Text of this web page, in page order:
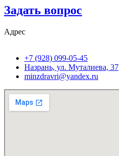
Задать вопрос
Адрес
+7 (928) 099-05-45
Назрань, ул. Муталиева, 37
minzdravri@yandex.ru